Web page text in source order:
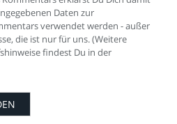
Daten zur
verwendet werden - außer
die ist nur für uns. (Weitere
findest Du in der